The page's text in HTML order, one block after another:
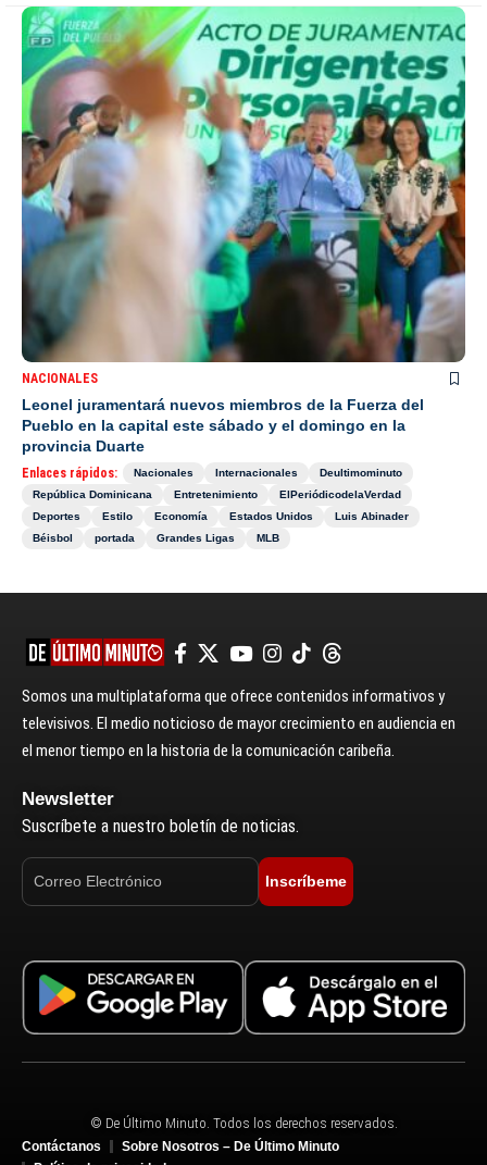
NACIONALES
Leonel juramentará nuevos miembros de la Fuerza del
Pueblo en la capital este sábado y el domingo en la
provincia Duarte
Enlaces rápidos: Nacionales Internacionales
Deultimominuto
República Dominicana
Entretenimiento
ElPeriódicodelaVerdad
Deportes
Estilo Economía Estados Unidos
Luis Abinader
Béisbol
portada Grandes Ligas MLB
Somos una multiplataforma que ofrece contenidos informativos y
televisivos. El medio noticioso de mayor crecimiento en audiencia en
el menor tiempo en la historia de la comunicación caribeña.
Newsletter
Suscríbete a nuestro boletín de noticias.
Inscríbeme
© De Último Minuto. Todos los derechos reservados.
Contáctanos
Sobre Nosotros – De Último Minuto